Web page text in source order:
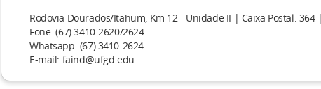
Rodovia Dourados/Itahum, Km 12 - Unidade II | Caixa Postal: 364
Fone: (67) 3410-2620/2624​
Whatsapp: (67) 3410-2624
E-mail: faind@ufgd.edu